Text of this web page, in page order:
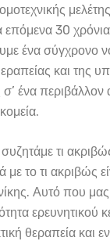
επόμενα 30
ένα σύγχρονο
και της
σ’ ένα
τι
με το τι
Αυτό που μας
ερευνητικού
θεραπεία και